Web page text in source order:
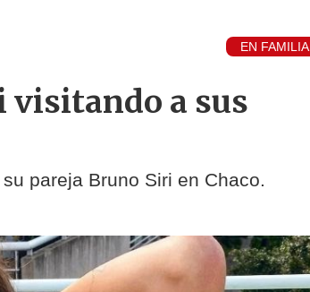
EN FAMILIA
visitando a sus
pareja Bruno Siri en Chaco.